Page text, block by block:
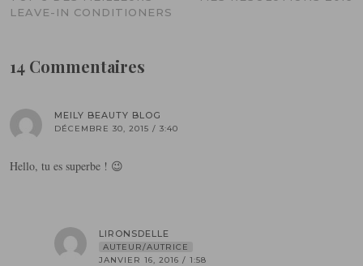
LEAVE-IN CONDITIONERS
14 Commentaires
MEILY BEAUTY BLOG
DÉCEMBRE 30, 2015 / 3:40
Hello, tu es superbe ! 😉
LIRONSDELLE
AUTEUR/AUTRICE
JANVIER 16, 2016 / 1:58